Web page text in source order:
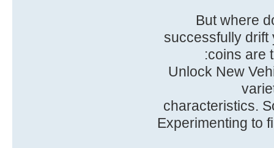
But where
successfully drift
coins are
• Unlock New
characteristics.
Experimenting to